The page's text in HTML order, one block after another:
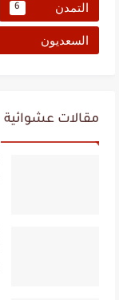
التمدن 6
السعديون
مقالات عشوائية